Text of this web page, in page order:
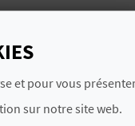
très
votre propre
et pour vous
sur notre site web.